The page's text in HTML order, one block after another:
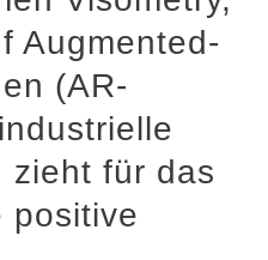
Augmented-
(AR-
zieht für das
positive